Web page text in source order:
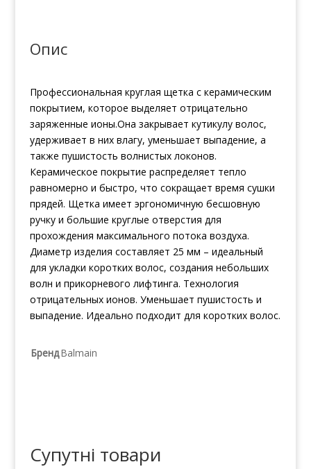
Опис
Профессиональная круглая щетка с керамическим
покрытием, которое выделяет отрицательно
заряженные ионы.Она закрывает кутикулу волос,
удерживает в них влагу, уменьшает выпадение, а
также пушистость волнистых локонов.
Керамическое покрытие распределяет тепло
равномерно и быстро, что сокращает время сушки
прядей. Щетка имеет эргономичную бесшовную
ручку и большие круглые отверстия для
прохождения максимального потока воздуха.
Диаметр изделия составляет 25 мм – идеальный
для укладки коротких волос, создания небольших
волн и прикорневого лифтинга. Технология
отрицательных ионов. Уменьшает пушистость и
выпадение. Идеально подходит для коротких волос.
БрендBalmain
Супутні товари